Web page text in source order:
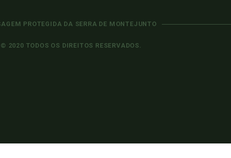
PROTEGIDA DA SERRA DE MONTEJUNTO
© 2020 TODOS OS DIREITOS RESERVADOS.